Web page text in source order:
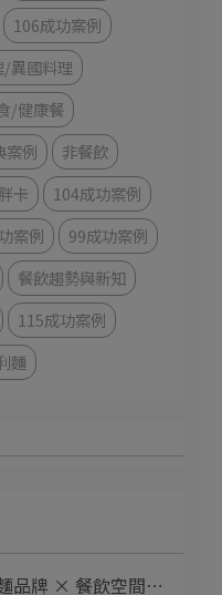
106成功案例
異國料理
/健康餐
案例
非餐飲
卡
104成功案例
案例
99成功案例
餐飲趨勢與新知
115成功案例
麵
品牌 × 餐飲空間⋯